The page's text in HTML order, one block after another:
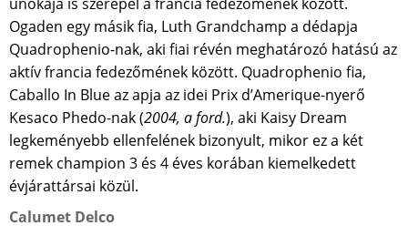
Ogaden egy másik fia, Luth Grandchamp a dédapja
Quadrophenio-nak, aki fiai révén meghatározó hatású az
aktív francia fedezőmének között. Quadrophenio fia,
Caballo In Blue az apja az idei Prix d’Amerique-nyerő
Kesaco Phedo-nak (2004, a ford.), aki Kaisy Dream
legkeményebb ellenfelének bizonyult, mikor ez a két
remek champion 3 és 4 éves korában kiemelkedett
évjárattársai közül.
Calumet Delco